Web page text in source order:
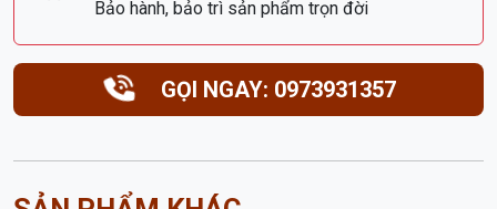
CAM KẾT BÁN HÀNG
ĐẢM BẢO CHẤT LƯỢNG
Đã hấp sấy chống co ngót mối mọt
VẬN CHUYỂN NHANH
Lắp đặt chỉ sau 4 giờ đặt hàng.